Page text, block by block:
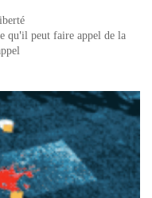
qu'il peut faire appel de la